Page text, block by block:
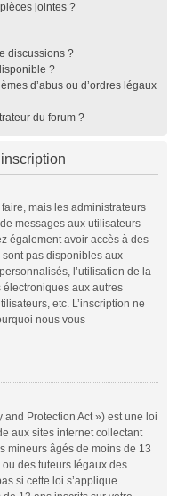
jointes ?
discussions ?
?
d’abus ou d’ordres légaux
du forum ?
mais les administrateurs
messages aux utilisateurs
également avoir accès à des
pas disponibles aux
l’utilisation de la
électroniques aux autres
etc. L’inscription ne
nous vous
Protection Act ») est une loi
aux sites internet collectant
mineurs âgés de moins de 13
des tuteurs légaux des
si cette loi s’applique